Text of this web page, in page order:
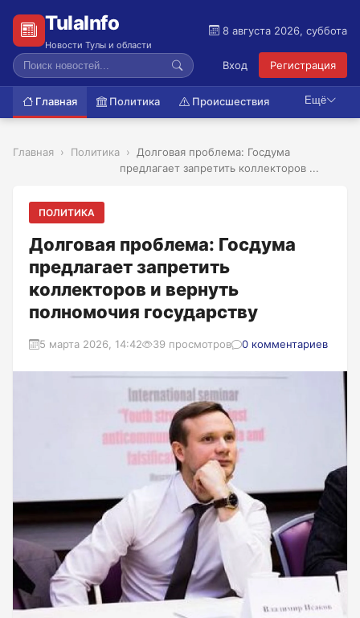
TulaInfo
Новости Тулы и области
8 августа 2026, суббота
Вход Регистрация
Главная Политика Происшествия Ещё
Главная Политика
Долговая проблема: Госдума
предлагает запретить коллекторов ...
ПОЛИТИКА
Долговая проблема: Госдума
предлагает запретить
коллекторов и вернуть
полномочия государству
5 марта 2026, 14:42 39 просмотров 0 комментариев